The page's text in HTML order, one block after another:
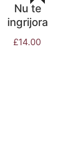
Nu te
ingrijora
£14.00